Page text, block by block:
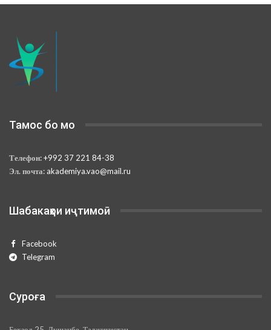
Тамос бо мо
Телефон:+992 37 221 84-38
Эл. почта: akademiya.vao@mail.ru
Шабакаҳои иҷтимоӣ
Facebook
Telegram
Суроға